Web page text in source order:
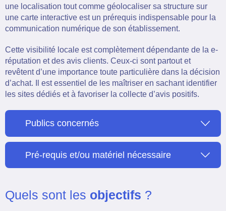
une localisation tout comme géolocaliser sa structure sur
une carte interactive est un prérequis indispensable pour la
communication numérique de son établissement.
Cette visibilité locale est complètement dépendante de la e-
réputation et des avis clients. Ceux-ci sont partout et
revêtent d’une importance toute particulière dans la décision
d’achat. Il est essentiel de les maîtriser en sachant identifier
les sites dédiés et à favoriser la collecte d’avis positifs.
Publics concernés
Pré-requis et/ou matériel nécessaire
Quels sont les objectifs ?